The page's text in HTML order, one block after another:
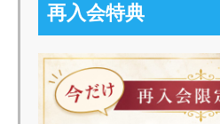
再入会特典